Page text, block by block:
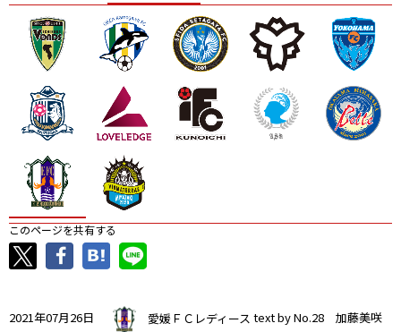
ニッパツ 名古屋 静岡 愛媛Ｌ
このページを共有する
2021年07月26日 愛媛ＦＣレディース text by No.28 加藤美咲